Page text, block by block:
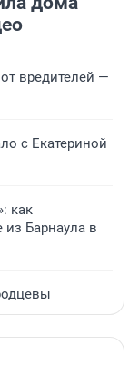
вредителей —
с Екатериной
как
из Барнаула в